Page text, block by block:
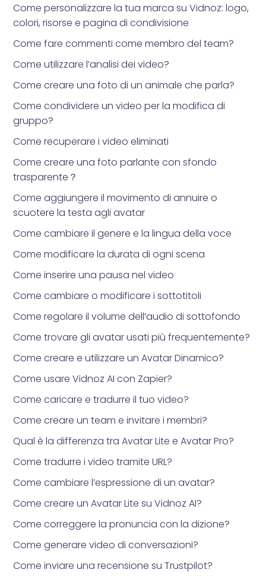
Come personalizzare la tua marca su Vidnoz: logo,
colori, risorse e pagina di condivisione
Come fare commenti come membro del team?
Come utilizzare l’analisi dei video?
Come creare una foto di un animale che parla?
Come condividere un video per la modifica di
gruppo?
Come recuperare i video eliminati
Come creare una foto parlante con sfondo
trasparente？
Come aggiungere il movimento di annuire o
scuotere la testa agli avatar
Come cambiare il genere e la lingua della voce
Come modificare la durata di ogni scena
Come inserire una pausa nel video
Come cambiare o modificare i sottotitoli
Come regolare il volume dell’audio di sottofondo
Come trovare gli avatar usati più frequentemente?
Come creare e utilizzare un Avatar Dinamico?
Come usare Vidnoz AI con Zapier?
Come caricare e tradurre il tuo video?
Come creare un team e invitare i membri?
Qual è la differenza tra Avatar Lite e Avatar Pro?
Come tradurre i video tramite URL?
Come cambiare l’espressione di un avatar?
Come creare un Avatar Lite su Vidnoz AI?
Come correggere la pronuncia con la dizione?
Come generare video di conversazioni?
Come inviare una recensione su Trustpilot?